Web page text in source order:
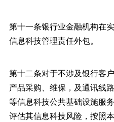
第十一条银行业金融机构在
信息科技管理责任外包。
第十二条对于不涉及银行客
产品采购、维保，及通讯线
等信息科技公共基础设施服
评估其信息科技风险，按照